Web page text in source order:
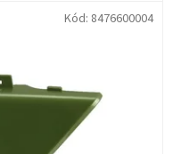
Kód: 8476600004